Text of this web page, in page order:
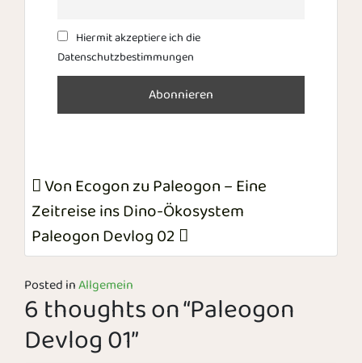
Hiermit akzeptiere ich die
Datenschutzbestimmungen
Beitrags-Navigation
Von Ecogon zu Paleogon – Eine
Zeitreise ins Dino-Ökosystem
Paleogon Devlog 02
Posted inAllgemein
6 thoughts on “Paleogon
Devlog 01”